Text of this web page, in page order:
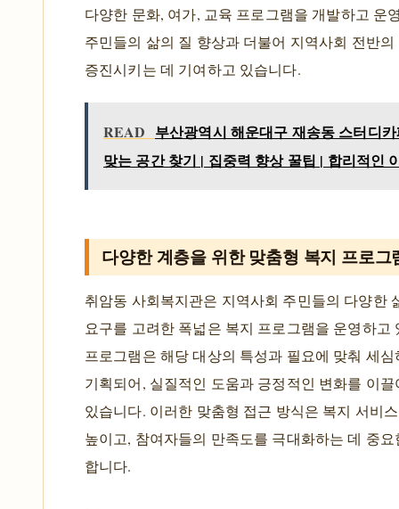
다양한 문화, 여가, 교육 프로그램을 개발하고 운
주민들의 삶의 질 향상과 더불어 지역사회 전반의
증진시키는 데 기여하고 있습니다.
READ 부산광역시 해운대구 재송동 스터디
맞는 공간 찾기 | 집중력 향상 꿀팁 | 합리적인
다양한 계층을 위한 맞춤형 복지 프로그
취암동 사회복지관은 지역사회 주민들의 다양한
요구를 고려한 폭넓은 복지 프로그램을 운영하고
프로그램은 해당 대상의 특성과 필요에 맞춰 세심
기획되어, 실질적인 도움과 긍정적인 변화를 이끌
있습니다. 이러한 맞춤형 접근 방식은 복지 서비
높이고, 참여자들의 만족도를 극대화하는 데 중
합니다.